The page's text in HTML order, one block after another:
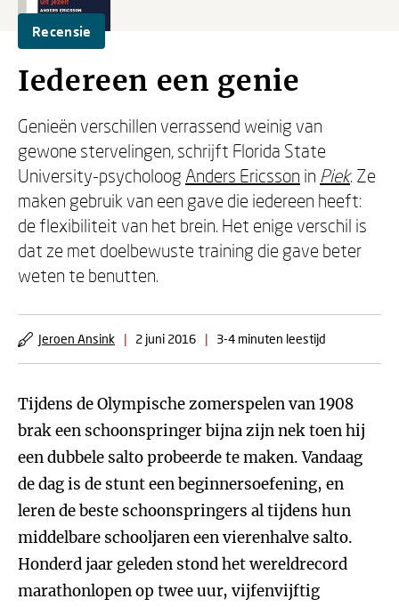
Recensie
Iedereen een genie
Genieën verschillen verrassend weinig van
gewone stervelingen, schrijft Florida State
University-psycholoog Anders Ericsson in Piek. Ze
maken gebruik van een gave die iedereen heeft:
de flexibiliteit van het brein. Het enige verschil is
dat ze met doelbewuste training die gave beter
weten te benutten.
Jeroen Ansink | 2 juni 2016 | 3-4 minuten leestijd
Tijdens de Olympische zomerspelen van 1908
brak een schoonspringer bijna zijn nek toen hij
een dubbele salto probeerde te maken. Vandaag
de dag is de stunt een beginnersoefening, en
leren de beste schoonspringers al tijdens hun
middelbare schooljaren een vierenhalve salto.
Honderd jaar geleden stond het wereldrecord
marathonlopen op twee uur, vijfenvijftig